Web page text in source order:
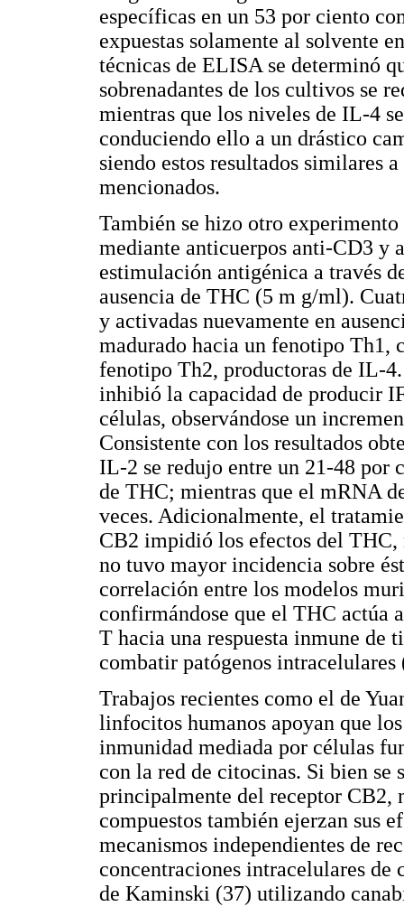
específicas en un 53 por ciento
expuestas solamente al solvente
técnicas de ELISA se determinó
sobrenadantes de los cultivos se
mientras que los niveles de IL-4
conduciendo ello a un drástico
siendo estos resultados similares
mencionados.
También se hizo otro
mediante anticuerpos anti-CD3 y
estimulación antigénica a través
ausencia de THC (5 m g/ml).
y activadas nuevamente en
madurado hacia un fenotipo Th1,
fenotipo Th2, productoras de IL-
inhibió la capacidad de producir
células, observándose un
Consistente con los resultados
IL-2 se redujo entre un 21-48 por
de THC; mientras que el mRNA
veces. Adicionalmente, el
CB2 impidió los efectos del THC,
no tuvo mayor incidencia sobre
correlación entre los modelos
confirmándose que el THC actúa
T hacia una respuesta inmune de
combatir patógenos intracelulares
Trabajos recientes como el de
linfocitos humanos apoyan que
inmunidad mediada por células
con la red de citocinas. Si bien se
principalmente del receptor CB2,
compuestos también ejerzan sus
mecanismos independientes de
concentraciones intracelulares
de Kaminski (37) utilizando